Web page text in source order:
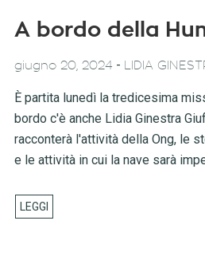
A bordo della
giugno 20, 2024 - LIDIA
È partita lunedì la tredicesima
bordo c'è anche Lidia Ginestra
racconterà l'attività della Ong, le
e le attività in cui la nave sarà